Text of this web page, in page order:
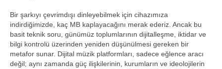
Bir şarkıyı çevrimdışı dinleyebilmek için cihazımıza
indirdiğimizde, kaç MB kaplayacağını merak ederiz. Ancak bu
basit teknik soru, günümüz toplumlarının dijitalleşme, iktidar ve
bilgi kontrolü üzerinden yeniden düşünülmesi gereken bir
metafor sunar. Dijital müzik platformları, sadece eğlence aracı
değil; aynı zamanda güç ilişkilerinin, kurumların ve ideolojilerin